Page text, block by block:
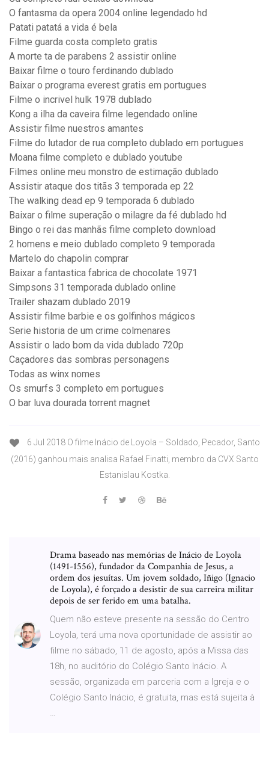
O fantasma da opera 2004 online legendado hd
Patati patatá a vida é bela
Filme guarda costa completo gratis
A morte ta de parabens 2 assistir online
Baixar filme o touro ferdinando dublado
Baixar o programa everest gratis em portugues
Filme o incrivel hulk 1978 dublado
Kong a ilha da caveira filme legendado online
Assistir filme nuestros amantes
Filme do lutador de rua completo dublado em portugues
Moana filme completo e dublado youtube
Filmes online meu monstro de estimação dublado
Assistir ataque dos titãs 3 temporada ep 22
The walking dead ep 9 temporada 6 dublado
Baixar o filme superação o milagre da fé dublado hd
Bingo o rei das manhãs filme completo download
2 homens e meio dublado completo 9 temporada
Martelo do chapolin comprar
Baixar a fantastica fabrica de chocolate 1971
Simpsons 31 temporada dublado online
Trailer shazam dublado 2019
Assistir filme barbie e os golfinhos mágicos
Serie historia de um crime colmenares
Assistir o lado bom da vida dublado 720p
Caçadores das sombras personagens
Todas as winx nomes
Os smurfs 3 completo em portugues
O bar luva dourada torrent magnet
6 Jul 2018 O filme Inácio de Loyola – Soldado, Pecador, Santo
(2016) ganhou mais analisa Rafael Finatti, membro da CVX Santo
Estanislau Kostka.
Drama baseado nas memórias de Inácio de Loyola
(1491-1556), fundador da Companhia de Jesus, a
ordem dos jesuítas. Um jovem soldado, Iñigo (Ignacio
de Loyola), é forçado a desistir de sua carreira militar
depois de ser ferido em uma batalha.
Quem não esteve presente na sessão do Centro
Loyola, terá uma nova oportunidade de assistir ao
filme no sábado, 11 de agosto, após a Missa das
18h, no auditório do Colégio Santo Inácio. A
sessão, organizada em parceria com a Igreja e o
Colégio Santo Inácio, é gratuita, mas está sujeita à
…